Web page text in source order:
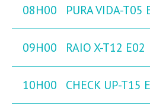
08H00 PURA VIDA-T05
09H00 RAIO X-T12 E02
10H00 CHECK UP-T15